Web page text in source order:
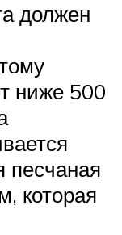
должен
ниже 500
песчаная
которая